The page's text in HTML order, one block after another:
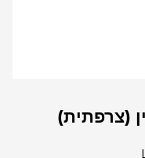
(צרפתית)